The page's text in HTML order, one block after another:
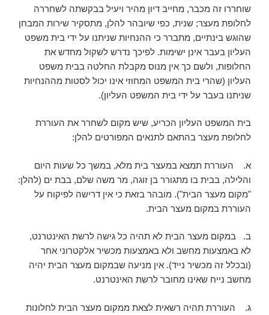
שוחררו זה מכבר, מחייב דיון מהיר ויעיל בבקשתה לשחררה
לחלופת מעצר; שנית, כפי שיובהר להלן, מתסקיר שירות המבחן
שהוגש בינתיים, מתברר כי ההנחיות שניתנו על ידי בית משפט
העליון בעבר אינן ישימות. לפיכך נדרש לשקול מחדש את
החלופות, ולשם כך אין מנוס מקבלת החלטה בבית משפט
העליון (שהרי בית המשפט המחוזי אינו יכול לסטות מההנחיות
שניתנו בעבר על ידי בית המשפט העליון).
בית המשפט העליון הכריע, שיש מקום לשחרר את העוררת
לחלופת מעצר בהתאם לתנאים המפורטים להלן:
א. העוררת תמצא במעצר בית מלא, במשך כל שעות היום
והלילה, בבית בו מתגורר בן זוגה, מר משה שלם, בבת ים (להלן:
"מקום מעצר הבית"). מובהר בזאת כי אין דרישה לפיקוח על
העוררת במקום מעצר הבית.
ב. במקום מעצר הבית לא תהיה כל גישה לרשת האינטרנט,
לא באמצעות מחשב ולא באמצעות מכשיר אלקטרוני אחר
(ובכלל זה מכשיר נייד). אין מניעה שבמקום מעצר הבית יהיה
מחשב נייח שאינו מחובר לרשת האינטרנט.
ג. העוררת תהיה רשאית לצאת ממקום מעצר הבית לחלונות